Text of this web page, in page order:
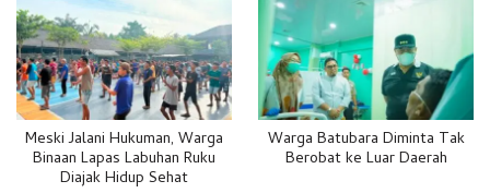
Meski Jalani Hukuman, Warga
Binaan Lapas Labuhan Ruku
Diajak Hidup Sehat
Warga Batubara Diminta Tak
Berobat ke Luar Daerah